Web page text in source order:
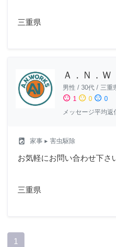
三重県
Ａ．Ｎ．Ｗ
男性 / 30代 / 三重
sentiment_satisfied 1 sentiment_neutral 0 sentiment_dissatisfied 0
メッセージ平均
local_laundry_service 家事 ▸ 害虫駆除
お気軽にお問い合わせ下さ
三重県
1